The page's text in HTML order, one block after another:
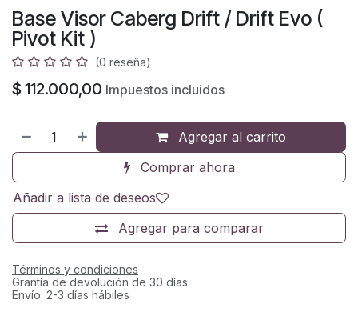
Base Visor Caberg Drift / Drift Evo (
Pivot Kit )
(0 reseña)
$ 112.000,00 Impuestos incluidos
Agregar al carrito
Comprar ahora
Agregar para comparar
Añadir a lista de deseos
Términos y condiciones
Grantía de devolución de 30 días
Envío: 2-3 días hábiles